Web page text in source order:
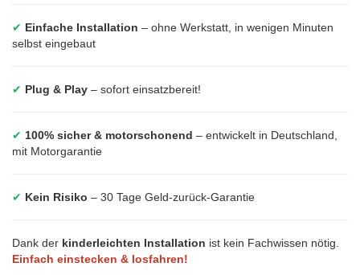
✔ Einfache Installation – ohne Werkstatt, in wenigen Minuten
selbst eingebaut
✔ Plug & Play – sofort einsatzbereit!
✔ 100% sicher & motorschonend – entwickelt in Deutschland,
mit Motorgarantie
✔ Kein Risiko – 30 Tage Geld-zurück-Garantie
Dank der kinderleichten Installation ist kein Fachwissen nötig.
Einfach einstecken & losfahren!